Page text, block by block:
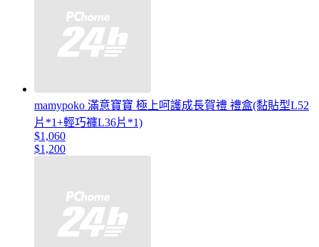
mamypoko 滿意寶寶 極上呵護成長賀禮 禮盒(黏貼型L52
片*1+輕巧褲L36片*1)
$1,060
$1,200